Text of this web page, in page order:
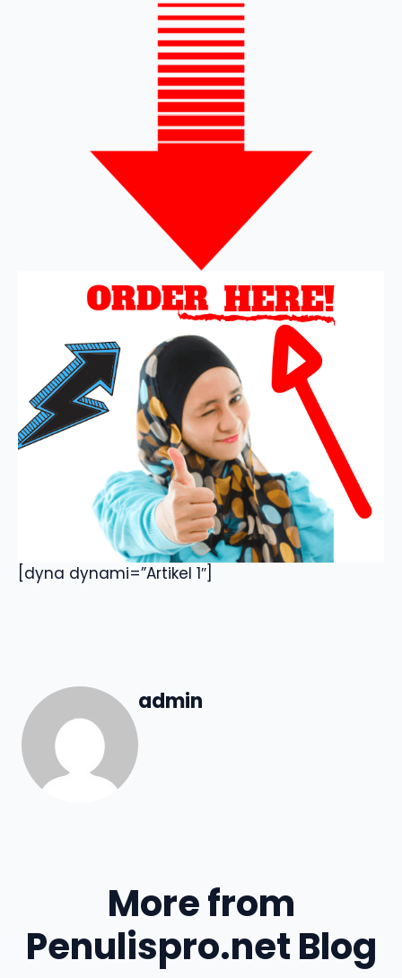
[dyna dynami=”Artikel 1″]
admin
More from
Penulispro.net Blog